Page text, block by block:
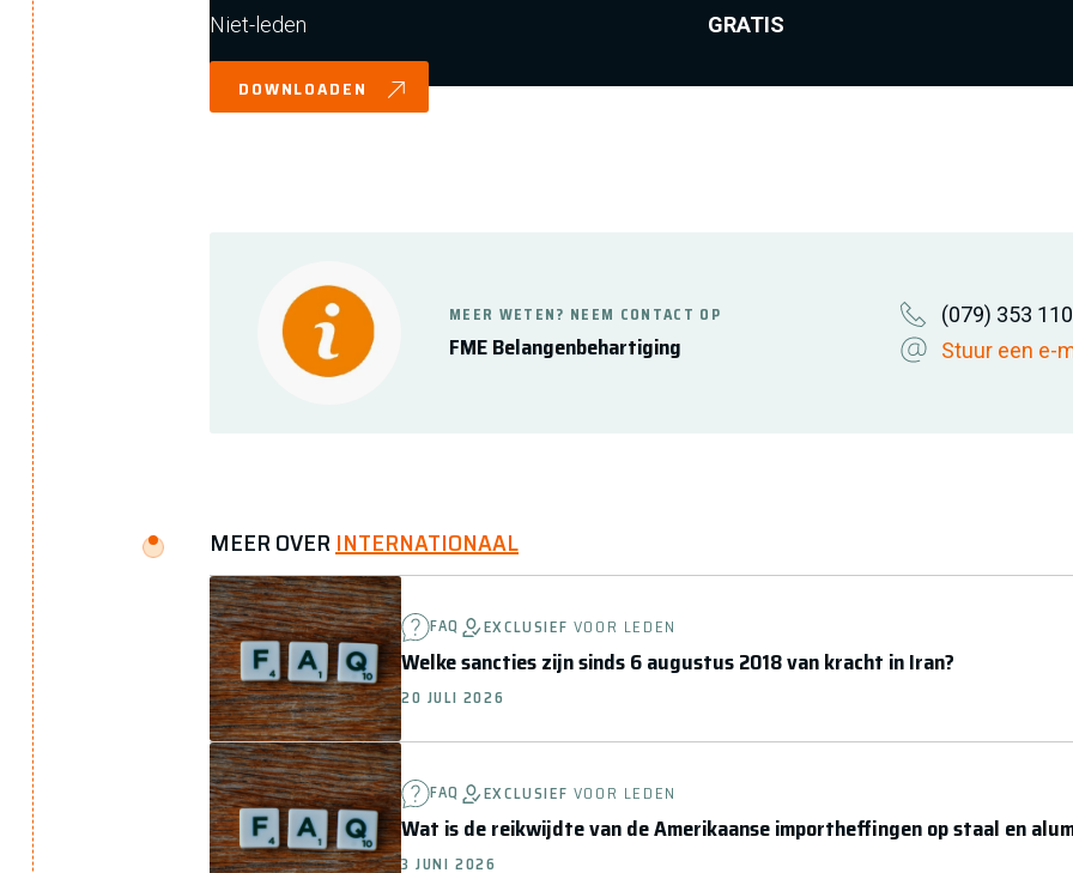
Niet-leden
GRATIS
DOWNLOADEN
FME Belangenbehartiging
MEER WETEN? NEEM CONTACT OP
(079) 353
Stuur een e-
MEER OVERINTERNATIONAAL
FAQ EXCLUSIEF VOOR LEDEN
Welke sancties zijn sinds 6 augustus 2018 van kracht in Iran?
20 JULI 2026
FAQ EXCLUSIEF VOOR LEDEN
Wat is de reikwijdte van de Amerikaanse importheffingen op staal en
3 JUNI 2026